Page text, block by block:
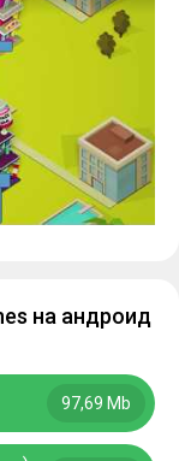
на андроид
97,69 Mb